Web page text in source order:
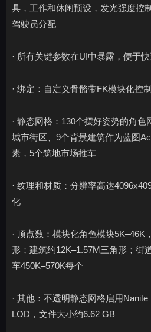
具，工作和休闲预设，发光强度控
驾驶员分配
· 所有关键参数在UI中暴露，便于
· 绑定：自定义骨骼带FK模块化控
· 静态网格：130个摆好姿势的角色
城市街区、9个背景建筑作为蓝图
素，5个筑地市场推车
· 纹理和材质：分辨率高达
化
· 顶点数：模块化角色模块5K–46K
形；建筑约12K–1.57M三角形；街
车450K–570K每个
· 其他：不透明静态网格启用
LOD，文件大小约6.62 GB